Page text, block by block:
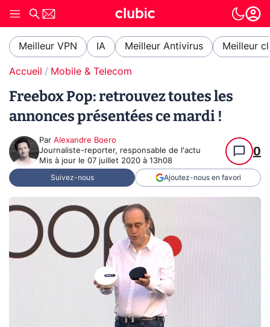
Meilleur VPN IA Meilleur Antivirus Meilleur
Accueil Mobile & Telecom
Freebox Pop: retrouvez toutes les
annonces présentées ce mardi !
Par Alexandre Boero
Journaliste-reporter, responsable de l'actu
Mis à jour le 07 juillet 2020 à 13h08
0
Suivez-nous Ajoutez-nous en favori